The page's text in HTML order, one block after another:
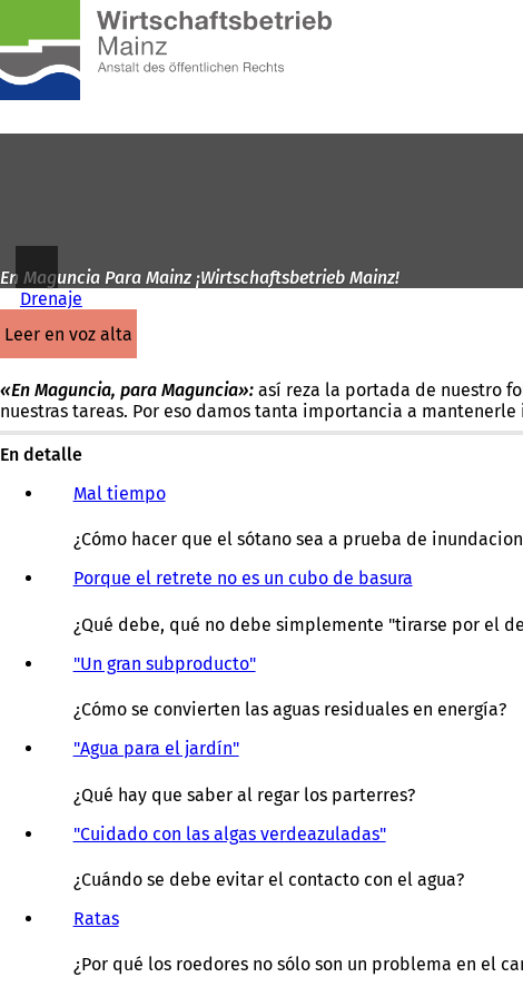
Saltar al contenido
página
de
inicio
En Maguncia Para Mainz ¡Wirtschaftsbetrieb Mainz!
Drenaje
leer en voz alta
«En Maguncia, para Maguncia»: así reza la portada de nuestro
nuestras tareas. Por eso damos tanta importancia a
En detalle
Mal tiempo
¿Cómo hacer que el sótano sea a prueba de
Porque el retrete no es un cubo de basura
¿Qué debe, qué no debe simplemente "tirarse por el
"Un gran subproducto"
¿Cómo se convierten las aguas residuales en energía?
"Agua para el jardín"
¿Qué hay que saber al regar los parterres?
"Cuidado con las algas verdeazuladas"
¿Cuándo se debe evitar el contacto con el agua?
Ratas
¿Por qué los roedores no sólo son un problema en el